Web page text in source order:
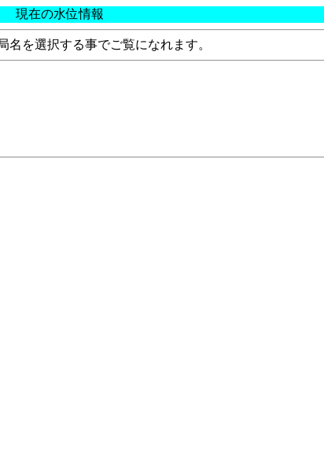
現在の水位情報
名を選択する事でご覧になれます。